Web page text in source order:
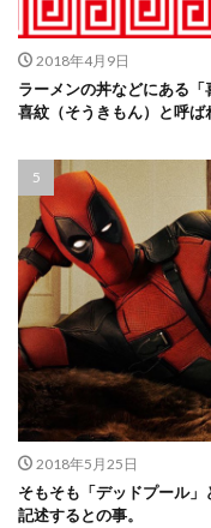
2018年4月9日
ラーメンの丼などにある
喜紋（そうきもん）と呼ば
2018年5月25日
そもそも「デッドプール
記述するとの事。